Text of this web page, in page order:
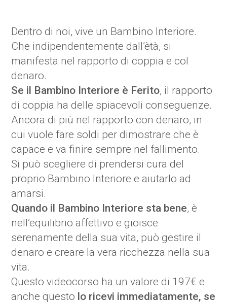
Dentro di noi, vive un Bambino Interiore.
Che indipendentemente dall’ètà, si
manifesta nel rapporto di coppia e col
denaro.
Se il Bambino Interiore è Ferito, il rapporto
di coppia ha delle spiacevoli conseguenze.
Ancora di più nel rapporto con denaro, in
cui vuole fare soldi per dimostrare che è
capace e va finire sempre nel fallimento.
Si può scegliere di prendersi cura del
proprio Bambino Interiore e aiutarlo ad
amarsi.
Quando il Bambino Interiore sta bene, è
nell’equilibrio affettivo e gioisce
serenamente della sua vita, può gestire il
denaro e creare la vera ricchezza nella sua
vita.
Questo videocorso ha un valore di 197€ e
anche questo lo ricevi immediatamente, se